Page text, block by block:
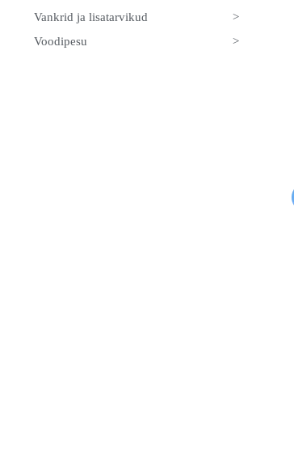
>
Vankrid ja lisatarvikud
>
Voodipesu